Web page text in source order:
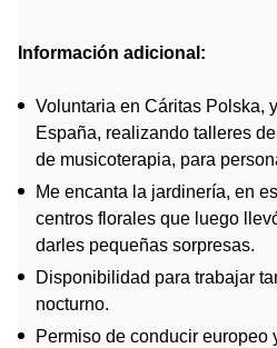
Información adicional:
Voluntaria en Cáritas Polska,
España, realizando talleres
de musicoterapia, para
Me encanta la jardinería, en
centros florales que luego
darles pequeñas sorpresas.
Disponibilidad para trabajar
nocturno.
Permiso de conducir europeo